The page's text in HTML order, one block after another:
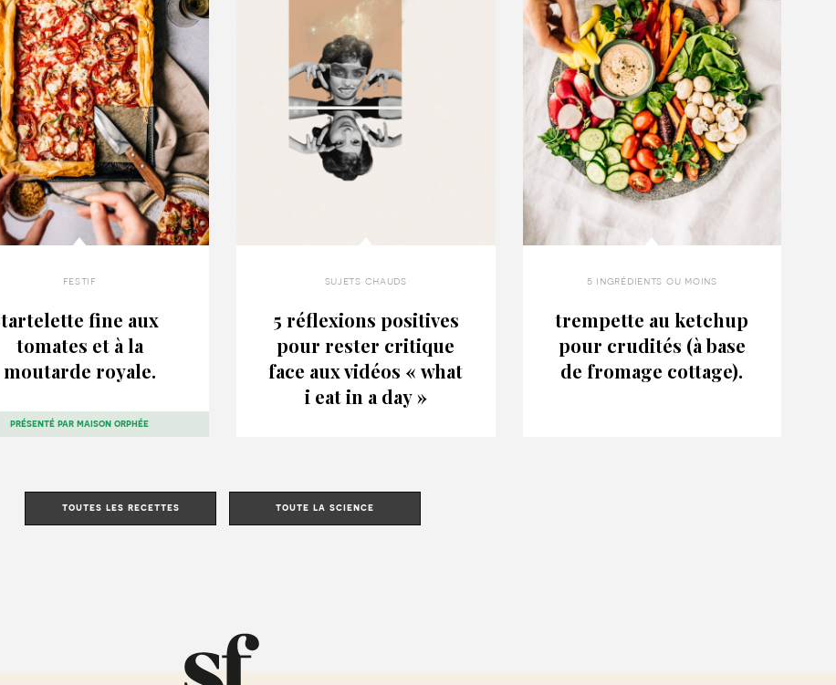
festif
tartelette fine aux
tomates et à la
moutarde royale.
présenté parmaison orphée
sujets chauds
5 réflexions positives
pour rester critique
face aux vidéos « what
i eat in a day »
5 ingrédients ou moins
trempette au ketchup
pour crudités (à base
de fromage cottage).
toutes les recettes toute la science